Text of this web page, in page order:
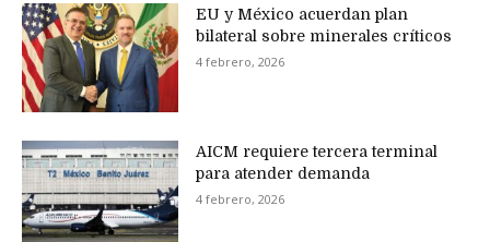
EU y México acuerdan plan
bilateral sobre minerales críticos
4 febrero, 2026
AICM requiere tercera terminal
para atender demanda
4 febrero, 2026